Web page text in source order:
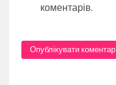
коментарів.